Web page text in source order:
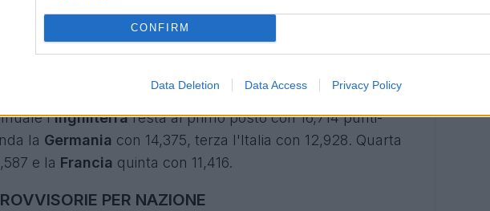
CONFIRM
Data Deletion Data Access Privacy Policy
la
Germaniacon 0,625 punti-coefficiente (2 vittorie, 1
e terze con 0,5 punti-coefficiente
Portogallo(1 vittoria, 1 pareggio, 1 sconfitta),Serbia(1
Azerbaigian(1 vittoria).
l'Inghilterraresta al primo posto con 16,714 punti-
la Germania con 14,375, terza l'Italia con 12,928. Quarta
e la Francia quinta con 11,416.
PER NAZIONE